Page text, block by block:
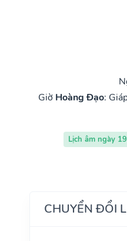
Giờ Hoàng Đạo:
Lịch âm ngày
CHUYỂN ĐỔI